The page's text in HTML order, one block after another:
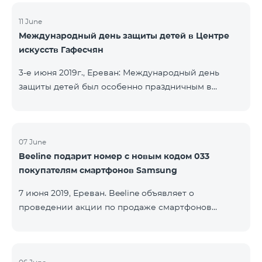
11 June
Международный день защиты детей в Центре
искусств Гафесчян
3-е июня 2019г., Ереван: Международный день
защиты детей был особенно праздничным в
школьников представили логотип ЦИГ с
указанием 10-летней годовщины в начале с
помощью воздушных шариков, а затем с помощью
изображением произведений ЦИГ в саду
скульптур Гафесчян в рамках творческой
07 June
Beeline подарит номер с новым кодом 033
покупателям смартфонов Samsung
7 июня 2019, Ереван. Beeline объявляет о
проведении акции по продаже смартфонов